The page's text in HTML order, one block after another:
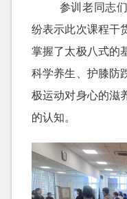
参训老同志
纷表示此次课程干
掌握了太极八式的
科学养生、护膝防
极运动对身心的滋
的认知。